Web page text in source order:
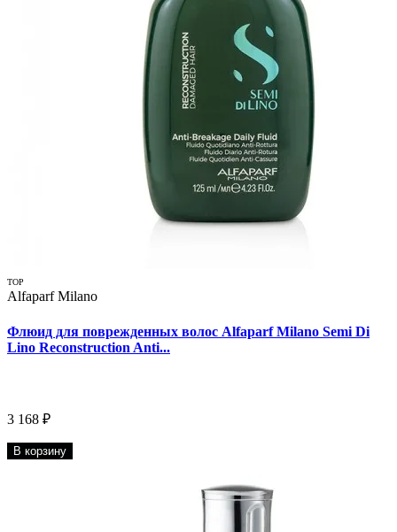
TOP
Alfaparf Milano
Флюид для поврежденных волос Alfaparf Milano Semi Di
Lino Reconstruction Anti...
3 168 ₽
В корзину